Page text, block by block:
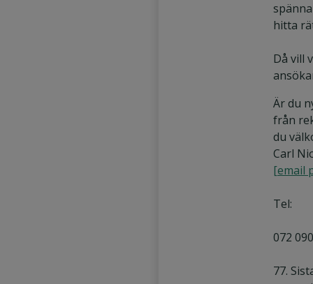
hitta
Då vill
Är du
från
du
Carl
[email
Tel:
072
77.